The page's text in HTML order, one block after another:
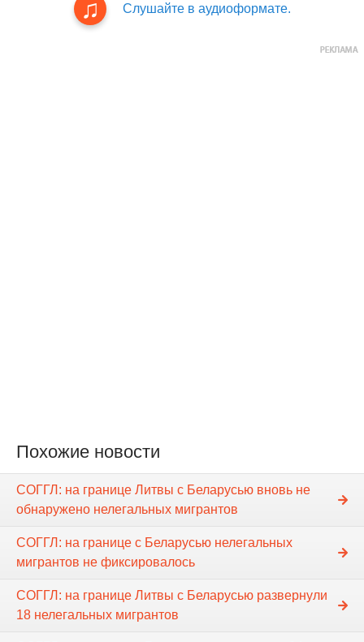
Слушайте в аудиоформате.
Похожие новости
СОГГЛ: на границе Литвы с Беларусью вновь не
обнаружено нелегальных мигрантов
СОГГЛ: на границе с Беларусью нелегальных
мигрантов не фиксировалось
СОГГЛ: на границе Литвы с Беларусью развернули
18 нелегальных мигрантов